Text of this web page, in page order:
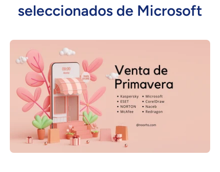
seleccionados de Microsoft